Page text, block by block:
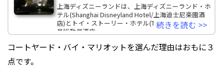
上海ディズニーランドは、上海ディズニーランド・ホ
テル(Shanghai Disneyland Hotel/上海迪士尼楽園酒
店)とトイ・ストーリー・ホテル(Toy Story Hotel/玩
具総動員酒店
続きを読む >>
コートヤード・バイ・マリオットを選んだ理由はおもに３
点です。